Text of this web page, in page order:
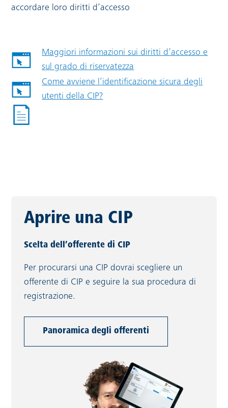
accordare loro diritti d’accesso
Maggiori informazioni sui diritti d’accesso e
sul grado di riservatezza
Come avviene l’identificazione sicura degli
utenti della CIP?
Link esterno:
Aprire una CIP
Scelta dell’offerente di CIP
Per procurarsi una CIP dovrai scegliere un
offerente di CIP e seguire la sua procedura di
registrazione.
Panoramica degli offerenti